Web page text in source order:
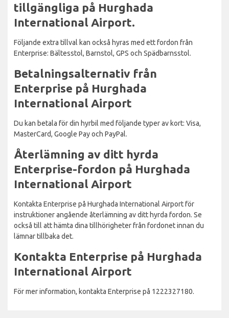
tillgängliga på Hurghada
International Airport.
Följande extra tillval kan också hyras med ett fordon från
Enterprise: Bältesstol, Barnstol, GPS och Spädbarnsstol.
Betalningsalternativ från
Enterprise på Hurghada
International Airport
Du kan betala för din hyrbil med följande typer av kort: Visa,
MasterCard, Google Pay och PayPal.
Återlämning av ditt hyrda
Enterprise-fordon på Hurghada
International Airport
Kontakta Enterprise på Hurghada International Airport för
instruktioner angående återlämning av ditt hyrda fordon. Se
också till att hämta dina tillhörigheter från fordonet innan du
lämnar tillbaka det.
Kontakta Enterprise på Hurghada
International Airport
För mer information, kontakta Enterprise på 1222327180.